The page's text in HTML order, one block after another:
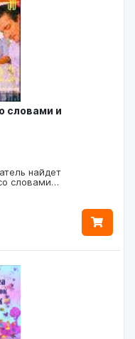
словами и
найдет
словами…